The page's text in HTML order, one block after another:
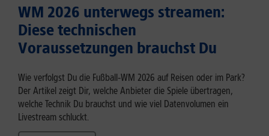
WM 2026 unterwegs streamen:
Diese technischen
Voraussetzungen brauchst Du
Wie verfolgst Du die Fußball‑WM 2026 auf Reisen oder im Park?
Der Artikel zeigt Dir, welche Anbieter die Spiele übertragen,
welche Technik Du brauchst und wie viel Datenvolumen ein
Livestream schluckt.